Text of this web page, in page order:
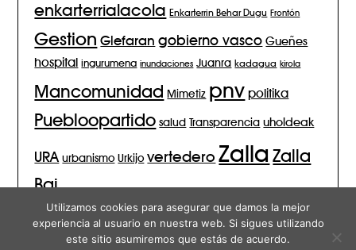
enkarterrialacola Enkarterrin Behar Dugu Frontón
Gestion Glefaran gobierno vasco Gueñes
hospital ingurumena inundaciones Juanra kadagua kirola
Mancomunidad Mimetiz pnv politika
Puebloopartido salud Transparencia uholdeak
URA urbanismo Urkijo vertedero Zalla Zalla
Bai
Utilizamos cookies para asegurar que damos la mejor
experiencia al usuario en nuestra web. Si sigues utilizando
este sitio asumiremos que estás de acuerdo.